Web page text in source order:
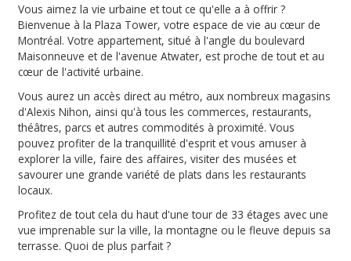
Vous aimez la vie urbaine et tout ce qu'elle a à offrir ?
Bienvenue à la Plaza Tower, votre espace de vie au cœur de
Montréal. Votre appartement, situé à l'angle du boulevard
Maisonneuve et de l'avenue Atwater, est proche de tout et au
cœur de l'activité urbaine.
Vous aurez un accès direct au métro, aux nombreux magasins
d'Alexis Nihon, ainsi qu'à tous les commerces, restaurants,
théâtres, parcs et autres commodités à proximité. Vous
pouvez profiter de la tranquillité d'esprit et vous amuser à
explorer la ville, faire des affaires, visiter des musées et
savourer une grande variété de plats dans les restaurants
locaux.
Profitez de tout cela du haut d'une tour de 33 étages avec une
vue imprenable sur la ville, la montagne ou le fleuve depuis sa
terrasse. Quoi de plus parfait ?